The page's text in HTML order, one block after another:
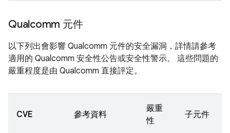
Qualcomm 元件
以下列出會影響 Qualcomm 元件的安全漏洞，詳情請參考
適用的 Qualcomm 安全性公告或安全性警示。 這些問題的
嚴重程度是由 Qualcomm 直接評定。
CVE 參考資料
嚴重
性
子元件